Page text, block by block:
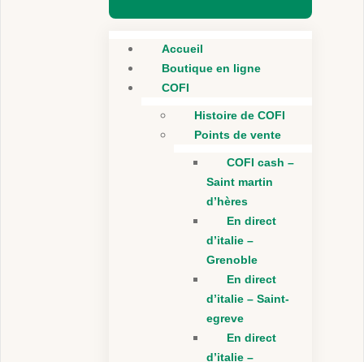
Accueil
Boutique en ligne
COFI
Histoire de COFI
Points de vente
COFI cash –
Saint martin
d’hères
En direct
d’italie –
Grenoble
En direct
d’italie – Saint-
egreve
En direct
d’italie –